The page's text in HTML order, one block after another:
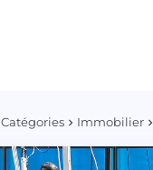
Catégories Immobilier